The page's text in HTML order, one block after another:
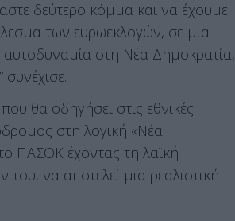
δεύτερο κόμμα και να έχουμε
των ευρωεκλογών, σε μια
αυτοδυναμία στη Νέα Δημοκρατία,
θα οδηγήσει στις εθνικές
στη λογική «Νέα
ΠΑΣΟΚ έχοντας τη λαϊκή
να αποτελεί μια ρεαλιστική